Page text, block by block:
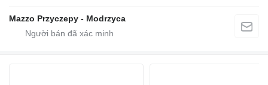
Mazzo Przyczepy - Modrzyca